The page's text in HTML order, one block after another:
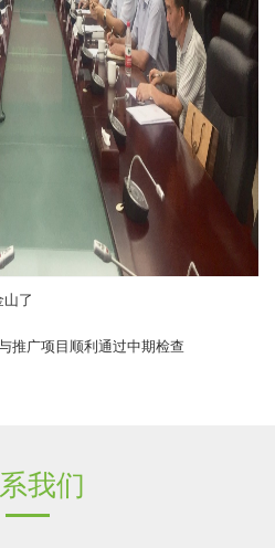
山了
推广项目顺利通过中期检查
我们